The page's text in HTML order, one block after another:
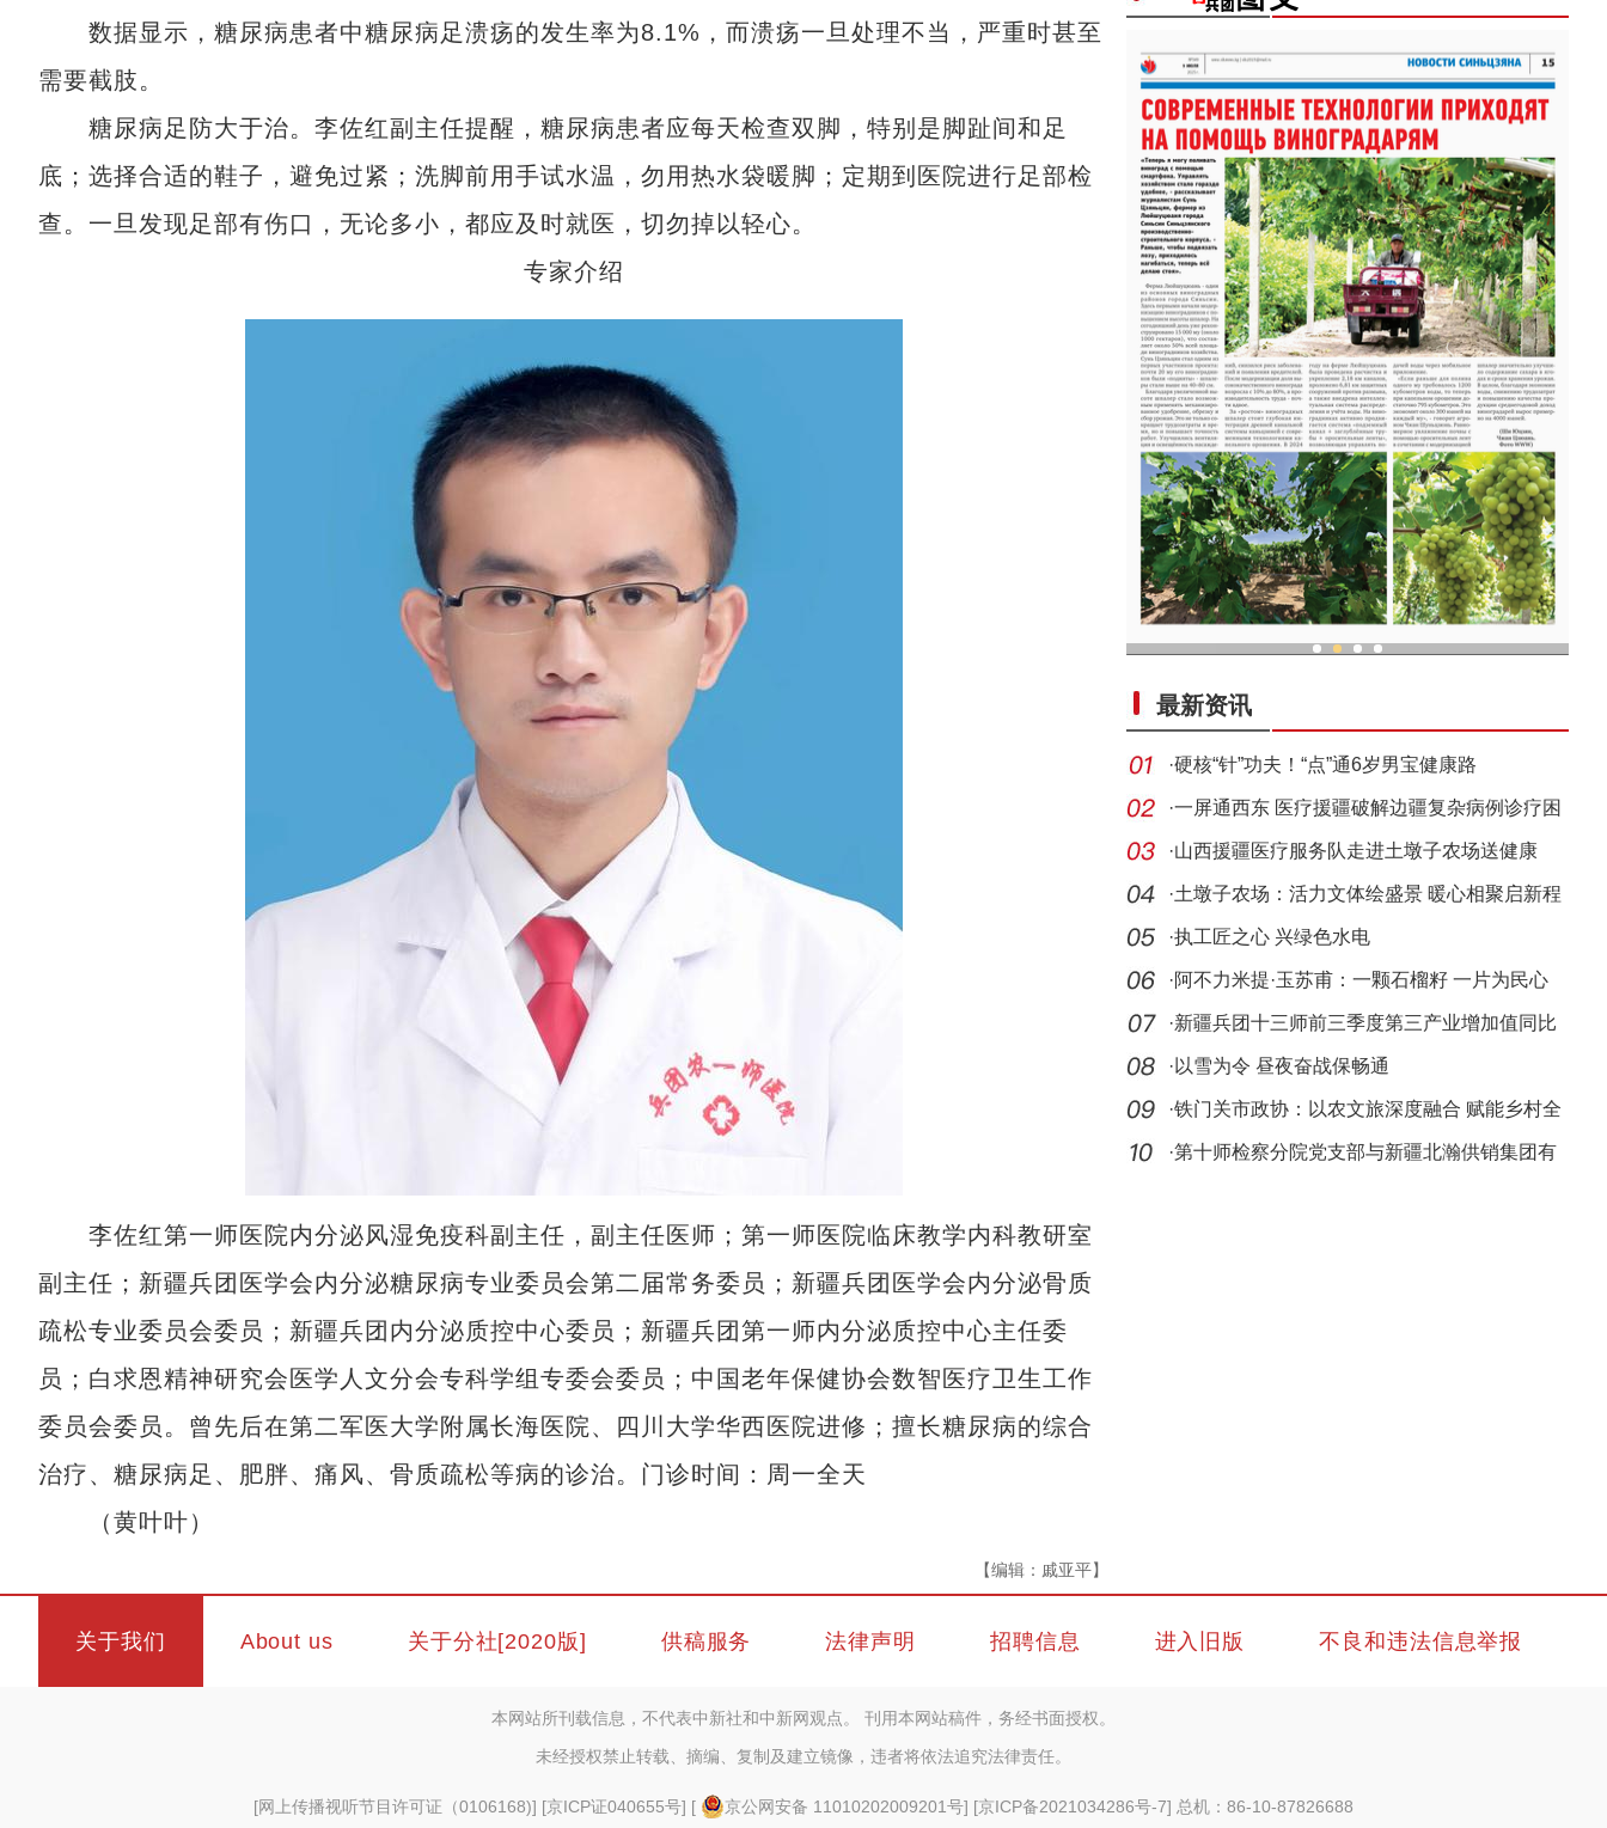
数据显示，糖尿病患者中糖尿病足溃疡的发生率为8.1%，而溃疡一旦处理不当，严重时甚至
需要截肢。
糖尿病足防大于治。李佐红副主任提醒，糖尿病患者应每天检查双脚，特别是脚趾间和足
底；选择合适的鞋子，避免过紧；洗脚前用手试水温，勿用热水袋暖脚；定期到医院进行足部检
查。一旦发现足部有伤口，无论多小，都应及时就医，切勿掉以轻心。
专家介绍
李佐红第一师医院内分泌风湿免疫科副主任，副主任医师；第一师医院临床教学内科教研室
副主任；新疆兵团医学会内分泌糖尿病专业委员会第二届常务委员；新疆兵团医学会内分泌骨质
疏松专业委员会委员；新疆兵团内分泌质控中心委员；新疆兵团第一师内分泌质控中心主任委
员；白求恩精神研究会医学人文分会专科学组专委会委员；中国老年保健协会数智医疗卫生工作
委员会委员。曾先后在第二军医大学附属长海医院、四川大学华西医院进修；擅长糖尿病的综合
治疗、糖尿病足、肥胖、痛风、骨质疏松等病的诊治。门诊时间：周一全天
（黄叶叶）
【编辑：戚亚平】
最新资讯
·硬核“针”功夫！“点”通6岁男宝健康路
·一屏通西东 医疗援疆破解边疆复杂病例诊疗困
局
·山西援疆医疗服务队走进土墩子农场送健康
·土墩子农场：活力文体绘盛景 暖心相聚启新程
·执工匠之心 兴绿色水电
·阿不力米提·玉苏甫：一颗石榴籽 一片为民心
·新疆兵团十三师前三季度第三产业增加值同比
增长8.
· 以雪为令 昼夜奋战保畅通
·铁门关市政协：以农文旅深度融合 赋能乡村全
面振兴
·第十师检察分院党支部与新疆北瀚供销集团有
关于我们 About us 关于分社[2020版] 供稿服务 法律声明 招聘信息 进入旧版 不良和违法信息举报
本网站所刊载信息，不代表中新社和中新网观点。 刊用本网站稿件，务经书面授权。
未经授权禁止转载、摘编、复制及建立镜像，违者将依法追究法律责任。
[网上传播视听节目许可证（0106168)] [京ICP证040655号] [ 京公网安备 11010202009201号] [京ICP备2021034286号-7] 总机：86-10-87826688